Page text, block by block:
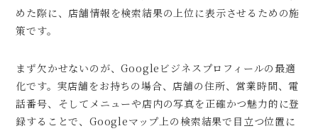
めた際に、店舗情報を検索結果の上位に表示させるための施
策です。
まず欠かせないのが、Googleビジネスプロフィールの最適
化です。実店舗をお持ちの場合、店舗の住所、営業時間、電
話番号、そしてメニューや店内の写真を正確かつ魅力的に登
録することで、Googleマップ上の検索結果で目立つ位置に